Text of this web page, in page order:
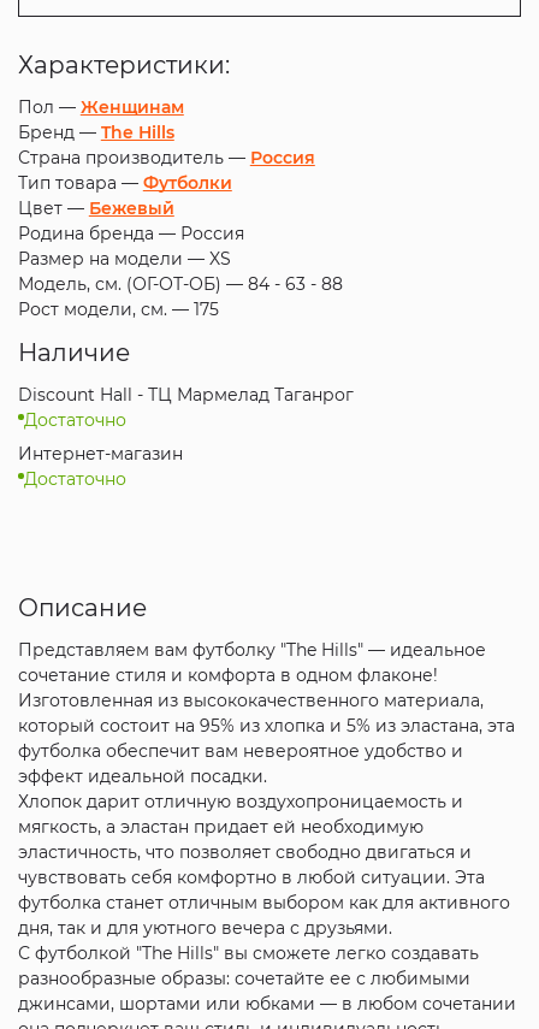
Характеристики:
Пол — Женщинам
Бренд — The Hills
Страна производитель — Россия
Тип товара — Футболки
Цвет — Бежевый
Родина бренда — Россия
Размер на модели — XS
Модель, см. (ОГ-ОТ-ОБ) — 84 - 63 - 88
Рост модели, см. — 175
Наличие
Discount Hall - ТЦ Мармелад Таганрог
Достаточно
Интернет-магазин
Достаточно
Описание
Представляем вам футболку "The Hills" — идеальное
сочетание стиля и комфорта в одном флаконе!
Изготовленная из высококачественного материала,
который состоит на 95% из хлопка и 5% из эластана, эта
футболка обеспечит вам невероятное удобство и
эффект идеальной посадки.
Хлопок дарит отличную воздухопроницаемость и
мягкость, а эластан придает ей необходимую
эластичность, что позволяет свободно двигаться и
чувствовать себя комфортно в любой ситуации. Эта
футболка станет отличным выбором как для активного
дня, так и для уютного вечера с друзьями.
С футболкой "The Hills" вы сможете легко создавать
разнообразные образы: сочетайте ее с любимыми
джинсами, шортами или юбками — в любом сочетании